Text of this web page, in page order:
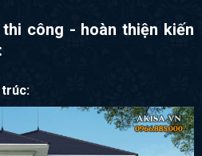
công - hoàn thiện kiến
trúc: